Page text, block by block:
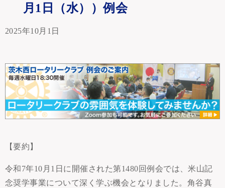
月1日（水））例会
2025年10月1日
【要約】
令和7年10月1日に開催された第1480回例会では、米山記
念奨学事業について深く学ぶ機会となりました。角谷真